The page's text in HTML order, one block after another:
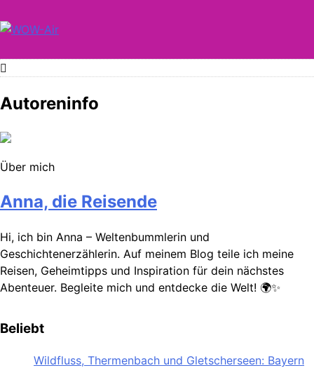
to
WOW-Air
Autoreninfo
Über mich
Anna, die Reisende
Hi, ich bin Anna – Weltenbummlerin und
Geschichtenerzählerin. Auf meinem Blog teile ich meine
Reisen, Geheimtipps und Inspiration für dein nächstes
Abenteuer. Begleite mich und entdecke die Welt! 🌍✨
Beliebt
Wildfluss, Thermenbach und Gletscherseen: Bayern